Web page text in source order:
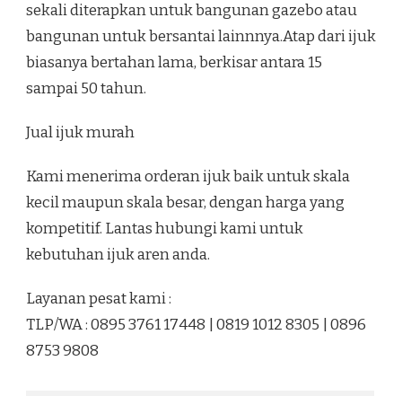
sekali diterapkan untuk bangunan gazebo atau
bangunan untuk bersantai lainnnya.Atap dari ijuk
biasanya bertahan lama, berkisar antara 15
sampai 50 tahun.
Jual ijuk murah
Kami menerima orderan ijuk baik untuk skala
kecil maupun skala besar, dengan harga yang
kompetitif. Lantas hubungi kami untuk
kebutuhan ijuk aren anda.
Layanan pesat kami :
TLP/WA : 0895 3761 17448 | 0819 1012 8305 | 0896
8753 9808